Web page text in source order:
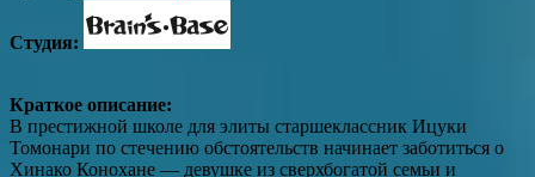
Студия:
Краткое описание:
В престижной школе для элиты старшеклассник Ицуки
Томонари по стечению обстоятельств начинает заботиться о
Хинако Конохане — девушке из сверхбогатой семьи и